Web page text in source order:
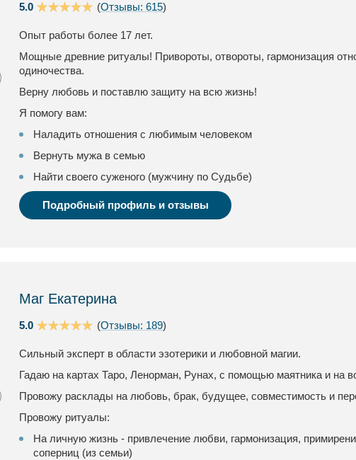
5.0 (Отзывы: 615)
Опыт работы более 17 лет.
Мощные древние ритуалы! Привороты, отвороты, гармонизация
одиночества.
Верну любовь и поставлю защиту на всю жизнь!
Я помогу вам:
Наладить отношения с любимым человеком
Вернуть мужа в семью
Найти своего суженого (мужчину по Судьбе)
Подробный профиль и отзывы
Маг Екатерина
5.0 (Отзывы: 189)
Сильный эксперт в области эзотерики и любовной магии.
Гадаю на картах Таро, Ленорман, Рунах, с помощью маятника и на
Провожу расклады на любовь, брак, будущее, совместимость и
Провожу ритуалы:
На личную жизнь - привлечение любви, гармонизация,
соперниц (из семьи)